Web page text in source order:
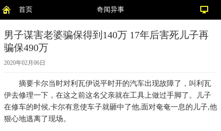
首页 奇闻异事
男子谋害老婆骗保得到140万 17年后害死儿子再
骗保490万
2020年02月06日
摘要卡尔当时对利瓦伊说平时开的汽车出现故障了，叫利瓦
伊去修理一下，在这之前这名父亲就在工具上做过手脚了。儿子
在修车的时候,卡尔有意使车子就砸中了他,面对奄奄一息的儿子,他
狠心地逃离了现场。